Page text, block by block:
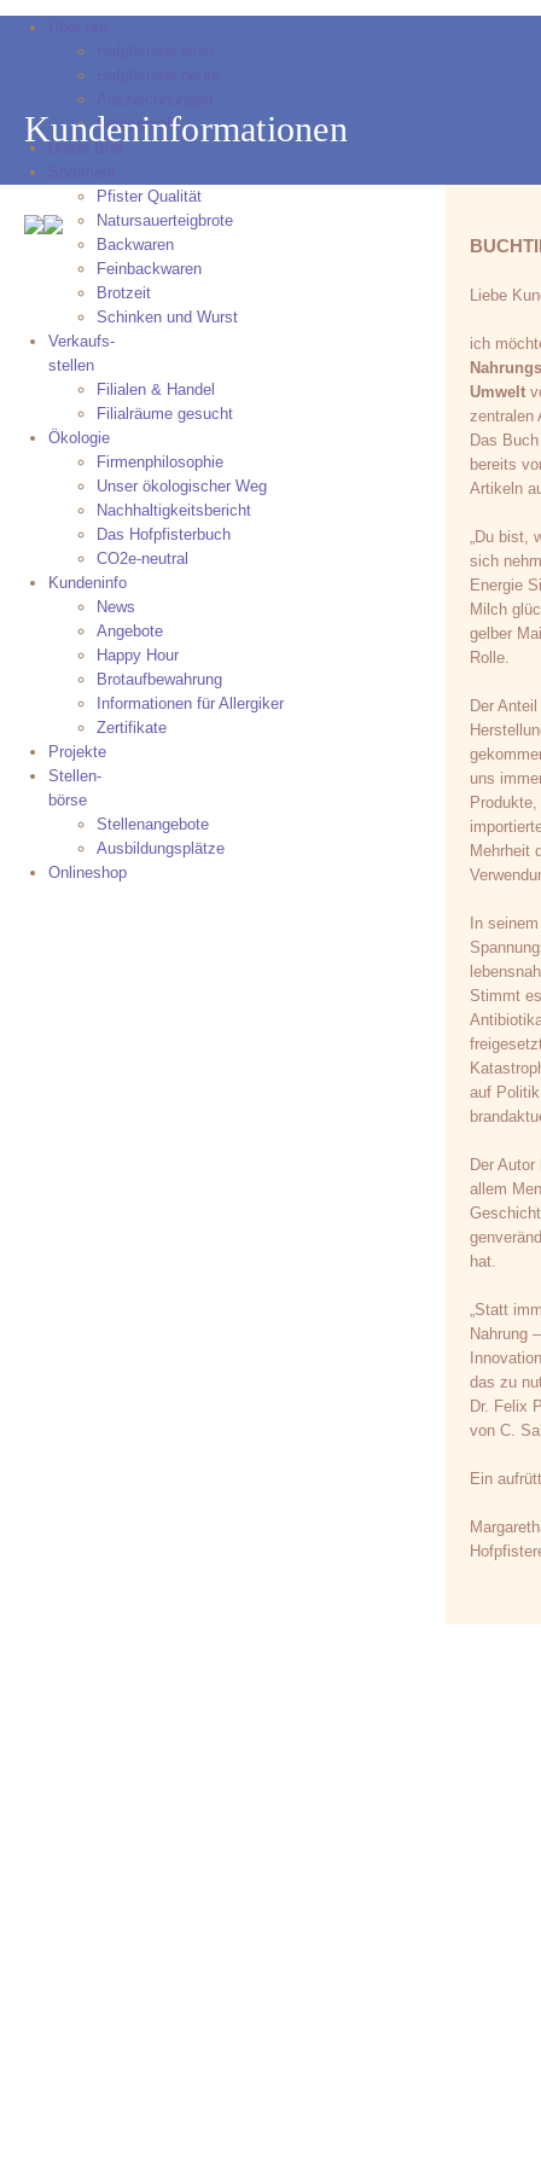
Firmenprofil
Pfister Qualität
Natursauerteigbrote
Backwaren
Feinbackwaren
Brotzeit
Schinken und Wurst
Verkaufs-
stellen
Filialen & Handel
Filialräume gesucht
Ökologie
Firmenphilosophie
Unser ökologischer Weg
Nachhaltigkeitsbericht
Das Hofpfisterbuch
CO2e-neutral
Kundeninfo
News
Angebote
Happy Hour
Brotaufbewahrung
Informationen für Allergiker
Zertifikate
Projekte
Stellen-
börse
Stellenangebote
Ausbildungsplätze
Onlineshop
Kundeninformationen
Liebe
ich
Umwelt
zentralen
Das
bereits
Artikeln
„Du bist,
sich
Energie
Milch
gelber
Rolle.
Der
uns
Mehrheit
In
Stimmt
auf
Der
allem
hat.
„Statt
Nahrung
das zu
Dr. Felix
von C.
Ein